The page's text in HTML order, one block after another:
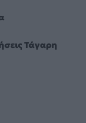
Τάγαρη